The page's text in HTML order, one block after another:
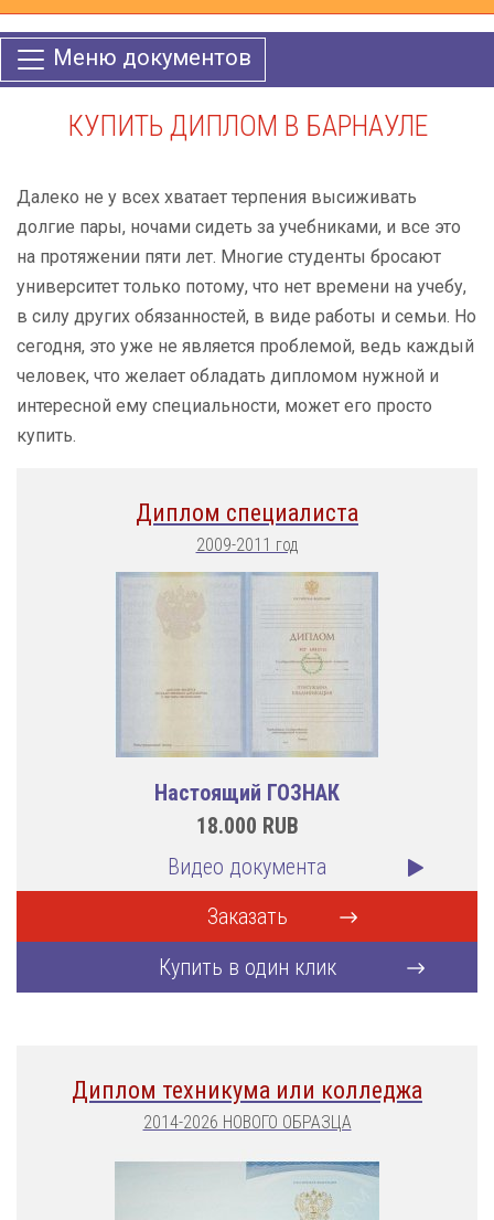
Меню документов
КУПИТЬ ДИПЛОМ В БАРНАУЛЕ
Далеко не у всех хватает терпения высиживать
долгие пары, ночами сидеть за учебниками, и все это
на протяжении пяти лет. Многие студенты бросают
университет только потому, что нет времени на учебу,
в силу других обязанностей, в виде работы и семьи. Но
сегодня, это уже не является проблемой, ведь каждый
человек, что желает обладать дипломом нужной и
интересной ему специальности, может его просто
купить.
Диплом специалиста
2009-2011 год
Настоящий ГОЗНАК
18.000 RUB
Видео документа
Заказать
Купить в один клик
Диплом техникума или колледжа
2014-2026 НОВОГО ОБРАЗЦА